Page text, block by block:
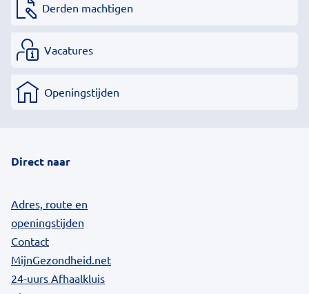
Derden machtigen
Vacatures
Openingstijden
Direct naar
Adres, route en
openingstijden
Contact
MijnGezondheid.net
24-uurs Afhaalkluis